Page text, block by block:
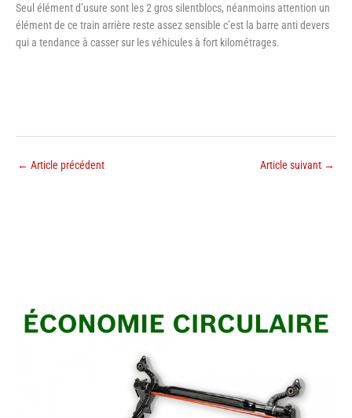
Seul élément d’usure sont les 2 gros silentblocs, néanmoins attention un
élément de ce train arrière reste assez sensible c’est la barre anti devers
qui a tendance à casser sur les véhicules à fort kilométrages.
← Article précédent Article suivant →